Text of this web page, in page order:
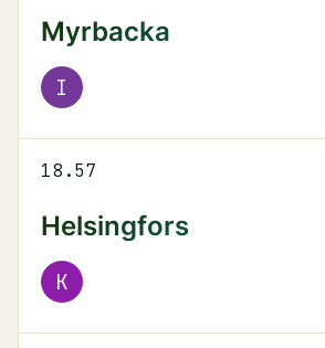
Myrbacka
I
18.57
Helsingfors
K